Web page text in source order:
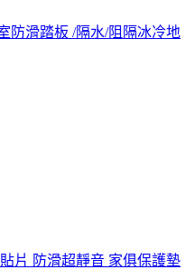
防滑踏板 /隔水/阻隔冰冷地
片 防滑超靜音 家俱保護墊